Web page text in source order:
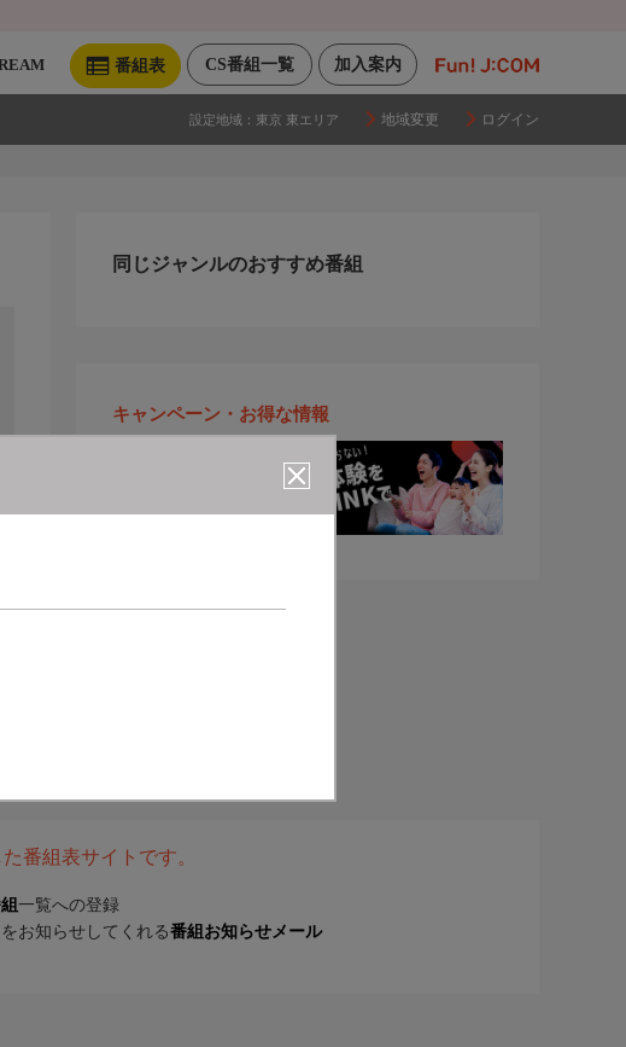
加入案内
CS番組一覧
番組表
設定地域： 東京 東エリア 地域変更 ログイン
同じジャンルのおすすめ番組
キャンペーン・お得な情報
番組表サイトです。
一覧への登録
お知らせしてくれる番組お知らせメール